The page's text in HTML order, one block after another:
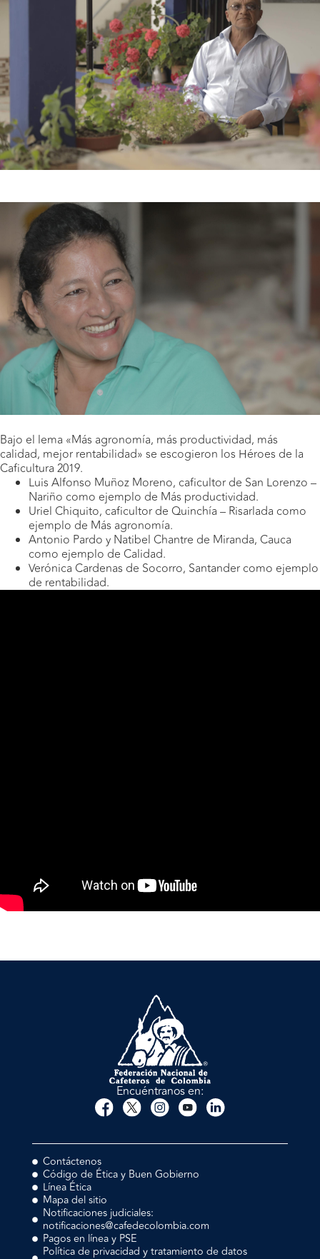
Bajo el lema «Más agronomía, más productividad, más
calidad, mejor rentabilidad» se escogieron los Héroes de la
Caficultura 2019.
Luis Alfonso Muñoz Moreno, caficultor de San Lorenzo –
Nariño como ejemplo de Más productividad.
Uriel Chiquito, caficultor de Quinchía – Risarlada como
ejemplo de Más agronomía.
Antonio Pardo y Natibel Chantre de Miranda, Cauca
como ejemplo de Calidad.
Verónica Cardenas de Socorro, Santander como ejemplo
de rentabilidad.
Encuéntranos en:
Contáctenos
Código de Ética y Buen Gobierno
Línea Ética
Mapa del sitio
Notificaciones judiciales:
notificaciones@cafedecolombia.com
Pagos en línea y PSE
Política de privacidad y tratamiento de datos